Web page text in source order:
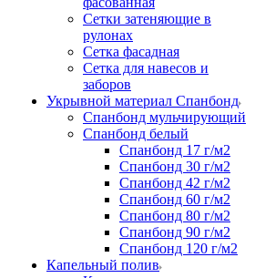
Сетки затеняющие в
рулонах
Сетка фасадная
Сетка для навесов и
заборов
Укрывной материал Спанбонд
Спанбонд мульчирующий
Спанбонд белый
Спанбонд 17 г/м2
Спанбонд 30 г/м2
Спанбонд 42 г/м2
Спанбонд 60 г/м2
Спанбонд 80 г/м2
Спанбонд 90 г/м2
Спанбонд 120 г/м2
Капельный полив